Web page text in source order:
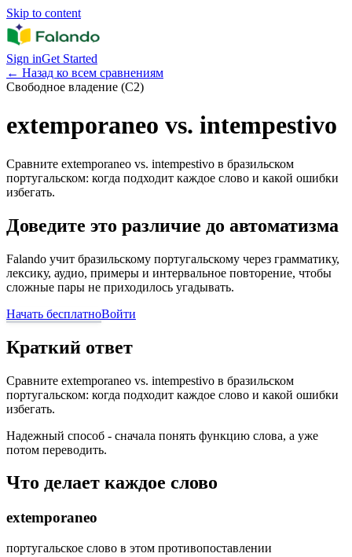
Skip to content
Sign inGet Started
← Назад ко всем сравнениям
Свободное владение (C2)
extemporaneo vs. intempestivo
Сравните extemporaneo vs. intempestivo в бразильском
португальском: когда подходит каждое слово и какой ошибки
избегать.
Доведите это различие до автоматизма
Falando учит бразильскому португальскому через грамматику,
лексику, аудио, примеры и интервальное повторение, чтобы
сложные пары не приходилось угадывать.
Начать бесплатноВойти
Краткий ответ
Сравните extemporaneo vs. intempestivo в бразильском
португальском: когда подходит каждое слово и какой ошибки
избегать.
Надежный способ - сначала понять функцию слова, а уже
потом переводить.
Что делает каждое слово
extemporaneo
португальское слово в этом противопоставлении